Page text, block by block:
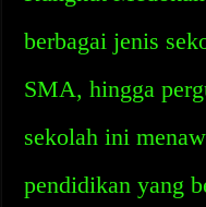
berbagai jenis
SMA, hingga
sekolah ini
pendidikan yang